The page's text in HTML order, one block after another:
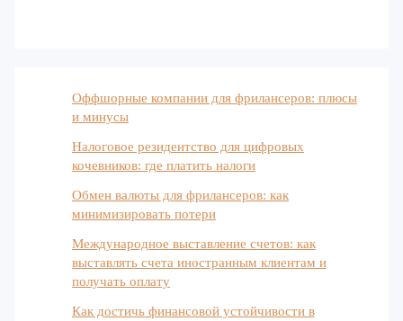
Оффшорные компании для фрилансеров: плюсы
и минусы
Налоговое резидентство для цифровых
кочевников: где платить налоги
Обмен валюты для фрилансеров: как
минимизировать потери
Международное выставление счетов: как
выставлять счета иностранным клиентам и
получать оплату
Как достичь финансовой устойчивости в